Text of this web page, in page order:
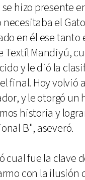
hizo presente
necesitaba el
en él ese tanto
Textíl Mandiyú,
y le dió la
final. Hoy volvió
y le otorgó un
historia y
B", aseveró.
cual fue la clave
con la ilusión